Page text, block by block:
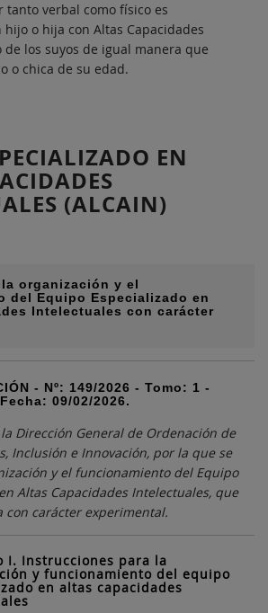
tanto verbal como físico es
o hija con Altas Capacidades
los suyos de igual manera que
o chica de su edad.
EN
(ALCAIN)
organización y el
del Equipo Especializado en
Intelectuales con carácter
- Nº: 149/2026 - Tomo: 1 -
09/02/2026.
Dirección General de Ordenación de
Inclusión e Innovación, por la que se
y el funcionamiento del Equipo
Altas Capacidades Intelectuales, que
con carácter experimental.
I. Instrucciones para la
y funcionamiento del equipo
en altas capacidades